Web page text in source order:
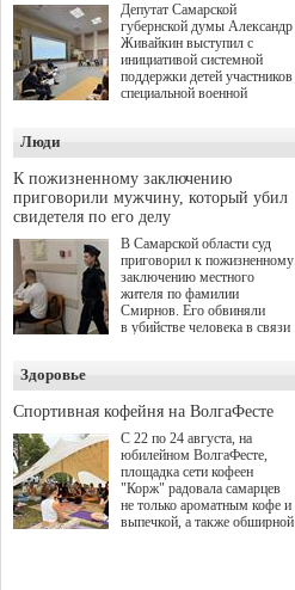
Депутат Самарской
губернской думы Александр
Живайкин выступил с
инициативой системной
поддержки детей участников
специальной военной
"Помощь фронту и семьям
участников СВО", которая
прошла в Отрадном 7
августа.
Люди
К пожизненному заключению
приговорили мужчину, который убил
свидетеля по его делу
В Самарской области суд
приговорил к пожизненному
заключению местного
жителя по фамилии
Смирнов. Его обвиняли
в убийстве человека в связи
Здоровье
Спортивная кофейня на ВолгаФесте
С 22 по 24 августа, на
юбилейном ВолгаФесте,
площадка сети кофеен
"Корж" радовала самарцев
не только ароматным кофе и
выпечкой, а также обширной